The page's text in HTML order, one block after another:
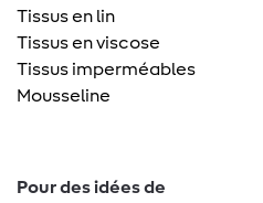
Tissus en lin
Tissus en viscose
Tissus imperméables
Mousseline
Pour des idées de